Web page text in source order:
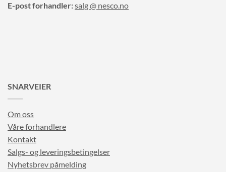
E-post forhandler:salg @ nesco.no
SNARVEIER
Om oss
Våre forhandlere
Kontakt
Salgs- og leveringsbetingelser
Nyhetsbrev påmelding